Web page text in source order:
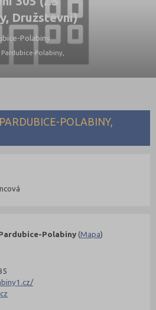
ČTENÁŘSKÝ DENÍK
DALŠÍ DRUHY ŠKOL
Družstevní)
Polabiny
Polabiny,
POLABINY,
Polabiny(Mapa)